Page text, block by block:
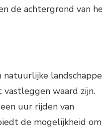
de achtergrond van
waard zijn.
uur rijden van
de mogelijkheid om